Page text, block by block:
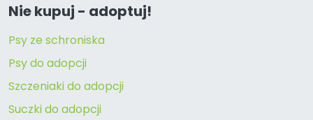
Nie kupuj - adoptuj!
Psy ze schroniska
Psy do adopcji
Szczeniaki do adopcji
Suczki do adopcji